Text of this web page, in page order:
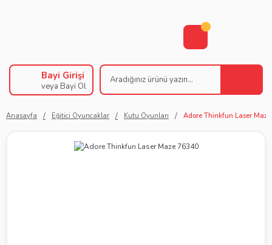
Bayi Girişi
veya Bayi Ol
Anasayfa Eğitici Oyuncaklar Kutu Oyunları Adore Thinkfun Laser